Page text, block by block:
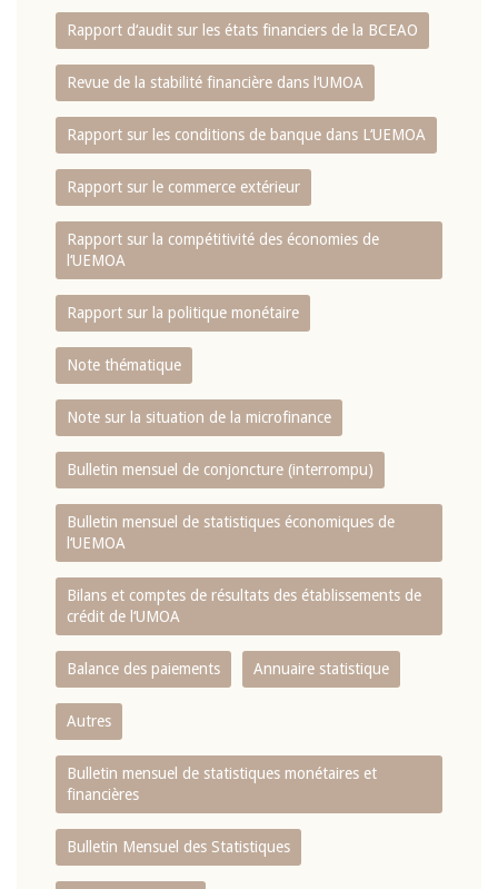
Rapport d‘audit sur les états financiers de la BCEAO
Revue de la stabilité financière dans l‘UMOA
Rapport sur les conditions de banque dans L‘UEMOA
Rapport sur le commerce extérieur
Rapport sur la compétitivité des économies de
l‘UEMOA
Rapport sur la politique monétaire
Note thématique
Note sur la situation de la microfinance
Bulletin mensuel de conjoncture (interrompu)
Bulletin mensuel de statistiques économiques de
l‘UEMOA
Bilans et comptes de résultats des établissements de
crédit de l‘UMOA
Balance des paiements Annuaire statistique
Autres
Bulletin mensuel de statistiques monétaires et
financières
Bulletin Mensuel des Statistiques